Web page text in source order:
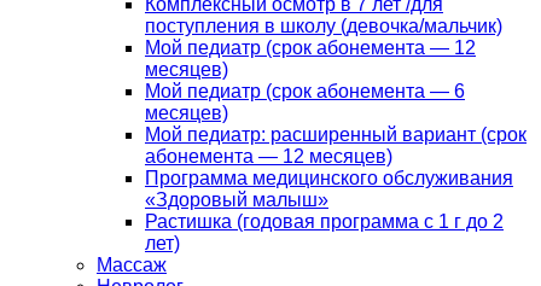
Комплексный осмотр в 7 лет /для
поступления в школу (девочка/мальчик)
Мой педиатр (срок абонемента — 12
месяцев)
Мой педиатр (срок абонемента — 6
месяцев)
Мой педиатр: расширенный вариант (срок
абонемента — 12 месяцев)
Программа медицинского обслуживания
«Здоровый малыш»
Растишка (годовая программа с 1 г до 2
лет)
Массаж